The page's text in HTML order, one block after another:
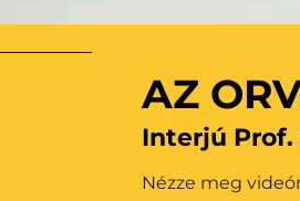
és
AZ
Interjú Prof.
Nézze meg